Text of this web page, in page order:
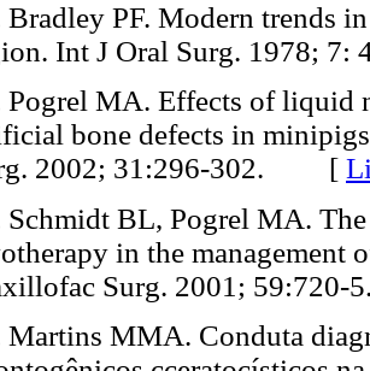
Bradley PF. Modern trends
Int J Oral Surg.
Pogrel MA. Effects of liquid
bone defects in
2002; 31:296-302. [
Schmidt BL, Pogrel MA.
in the management
Surg. 2001;
Martins MMA. Conduta